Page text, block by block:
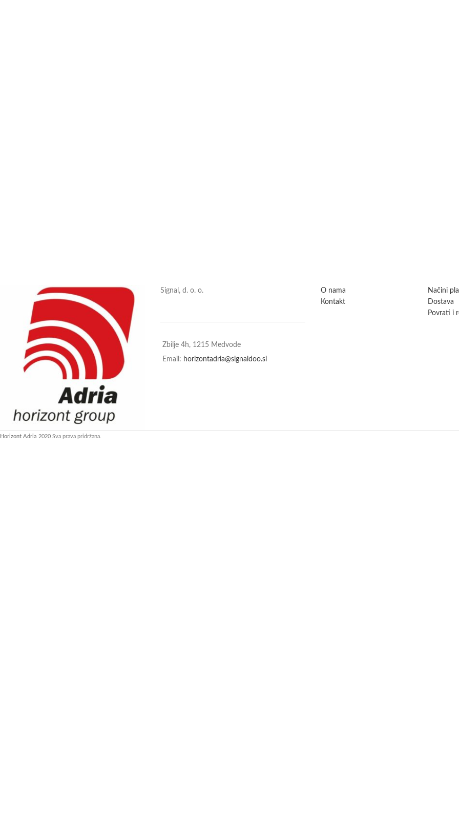
Signal, d. o. o.
Zbilje 4h, 1215 Medvode
Email: horizontadria@signaldoo.si
O nama
Kontakt
Načini
Dostava
Povrati i
Horizont Adria 2020 Sva prava pridržana.